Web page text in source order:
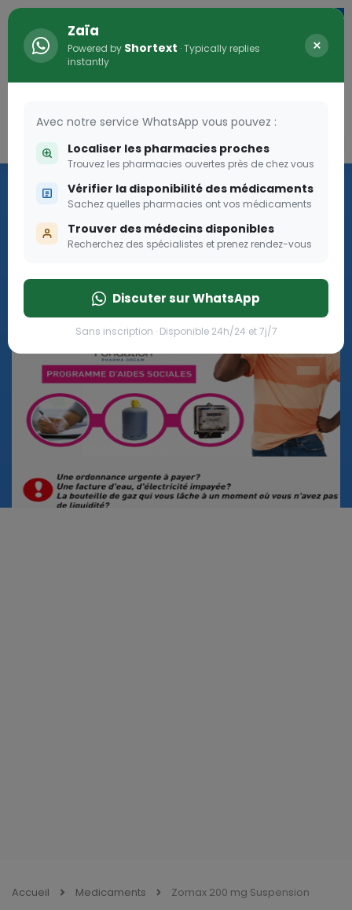
Les aides sociales Pharma
Dream
Les aides sociales Pharma Dream, des aides qui tombent à
Go
Accueil Medicaments Zomax 200 mg Suspension
Zaïa
Powered by Shortext · Typically replies
instantly
×
Avec notre service WhatsApp vous pouvez :
Localiser les pharmacies proches
Trouvez les pharmacies ouvertes près de chez vous
Vérifier la disponibilité des médicaments
Sachez quelles pharmacies ont vos médicaments
Trouver des médecins disponibles
Recherchez des spécialistes et prenez rendez-vous
Discuter sur WhatsApp
Sans inscription · Disponible 24h/24 et 7j/7